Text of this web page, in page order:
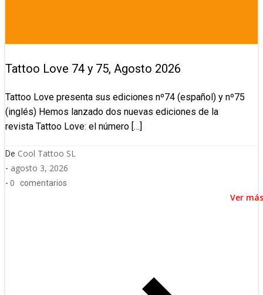
Tattoo Love 74 y 75, Agosto 2026
Tattoo Love presenta sus ediciones nº74 (español) y nº75
(inglés) Hemos lanzado dos nuevas ediciones de la
revista Tattoo Love: el número […]
De Cool Tattoo SL
- agosto 3, 2026
- 0 comentarios
Ver más